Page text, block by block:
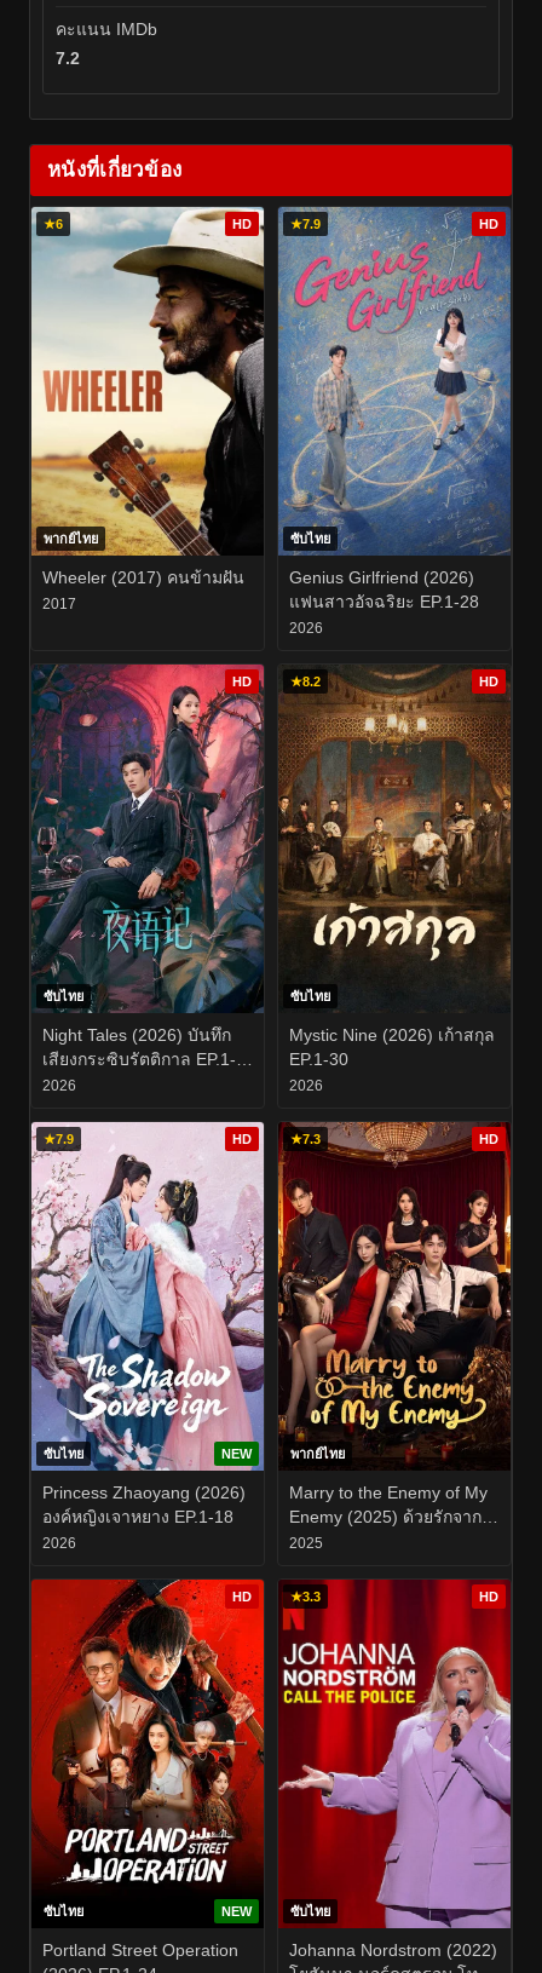
คะแนน IMDb
7.2
หนังที่เกี่ยวข้อง
★6 HD
พากย์ไทย
Wheeler (2017) คนข้ามฝัน
2017
★7.9 HD
ซับไทย
Genius Girlfriend (2026)
แฟนสาวอัจฉริยะ EP.1-28
2026
HD
ซับไทย
Night Tales (2026) บันทึก
เสียงกระซิบรัตติกาล EP.1-
24
2026
★8.2 HD
ซับไทย
Mystic Nine (2026) เก้าสกุล
EP.1-30
2026
★7.9 HD
ซับไทย NEW
Princess Zhaoyang (2026)
องค์หญิงเจาหยาง EP.1-18
2026
★7.3 HD
พากย์ไทย
Marry to the Enemy of My
Enemy (2025) ด้วยรักจาก
ดวงตะวัน EP.1-24
2025
HD
ซับไทย NEW
Portland Street Operation
★3.3 HD
ซับไทย
Johanna Nordstrom (2022)